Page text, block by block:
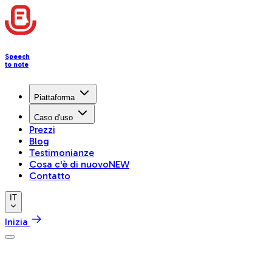
Speech
to note
Piattaforma
Caso d'uso
Prezzi
Blog
Testimonianze
Cosa c'è di nuovoNEW
Contatto
IT
Inizia